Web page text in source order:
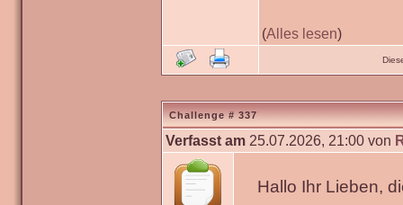
(Alles lesen)
Challenge # 337
Verfasst am 25.07.2026, 21:00 von
Hallo Ihr Lieben,